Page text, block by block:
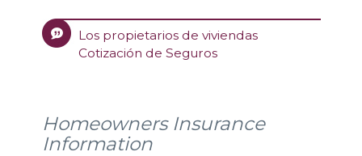
Los propietarios de viviendas
Cotización de Seguros
Homeowners Insurance
Information